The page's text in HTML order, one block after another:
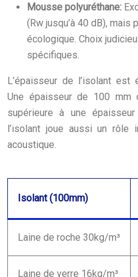
Mousse polyuréthane:
(Rw jusqu’à 40 dB),
écologique. Choix
spécifiques.
L’épaisseur de l’isolant est
Une épaisseur de 100 mm
supérieure à une
l’isolant joue aussi un rôle
acoustique.
Isolant (100mm)
Laine de roche 30kg/m³
Laine de verre 16kg/m³